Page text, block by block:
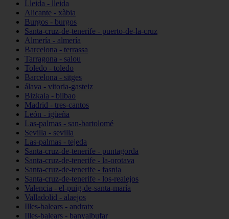
Lleida - lleida
Alicante - xàbia
Burgos - burgos
Santa-cruz-de-tenerife - puerto-de-la-cruz
Almería - almería
Barcelona - terrassa
Tarragona - salou
Toledo - toledo
Barcelona - sitges
álava - vitoria-gasteiz
Bizkaia - bilbao
Madrid - tres-cantos
León - igüeña
Las-palmas - san-bartolomé
Sevilla - sevilla
Las-palmas - tejeda
Santa-cruz-de-tenerife - puntagorda
Santa-cruz-de-tenerife - la-orotava
Santa-cruz-de-tenerife - fasnia
Santa-cruz-de-tenerife - los-realejos
Valencia - el-puig-de-santa-maría
Valladolid - alaejos
Illes-balears - andratx
Illes-balears - banyalbufar